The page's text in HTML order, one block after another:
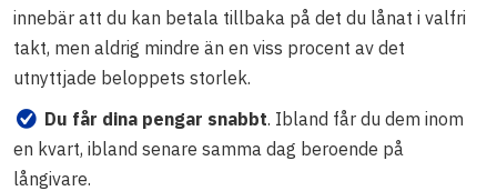
innebär att du kan betala tillbaka på det du lånat i valfri
takt, men aldrig mindre än en viss procent av det
utnyttjade beloppets storlek.
Du får dina pengar snabbt. Ibland får du dem inom
en kvart, ibland senare samma dag beroende på
långivare.